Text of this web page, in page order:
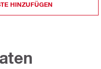
HINZUFÜGEN